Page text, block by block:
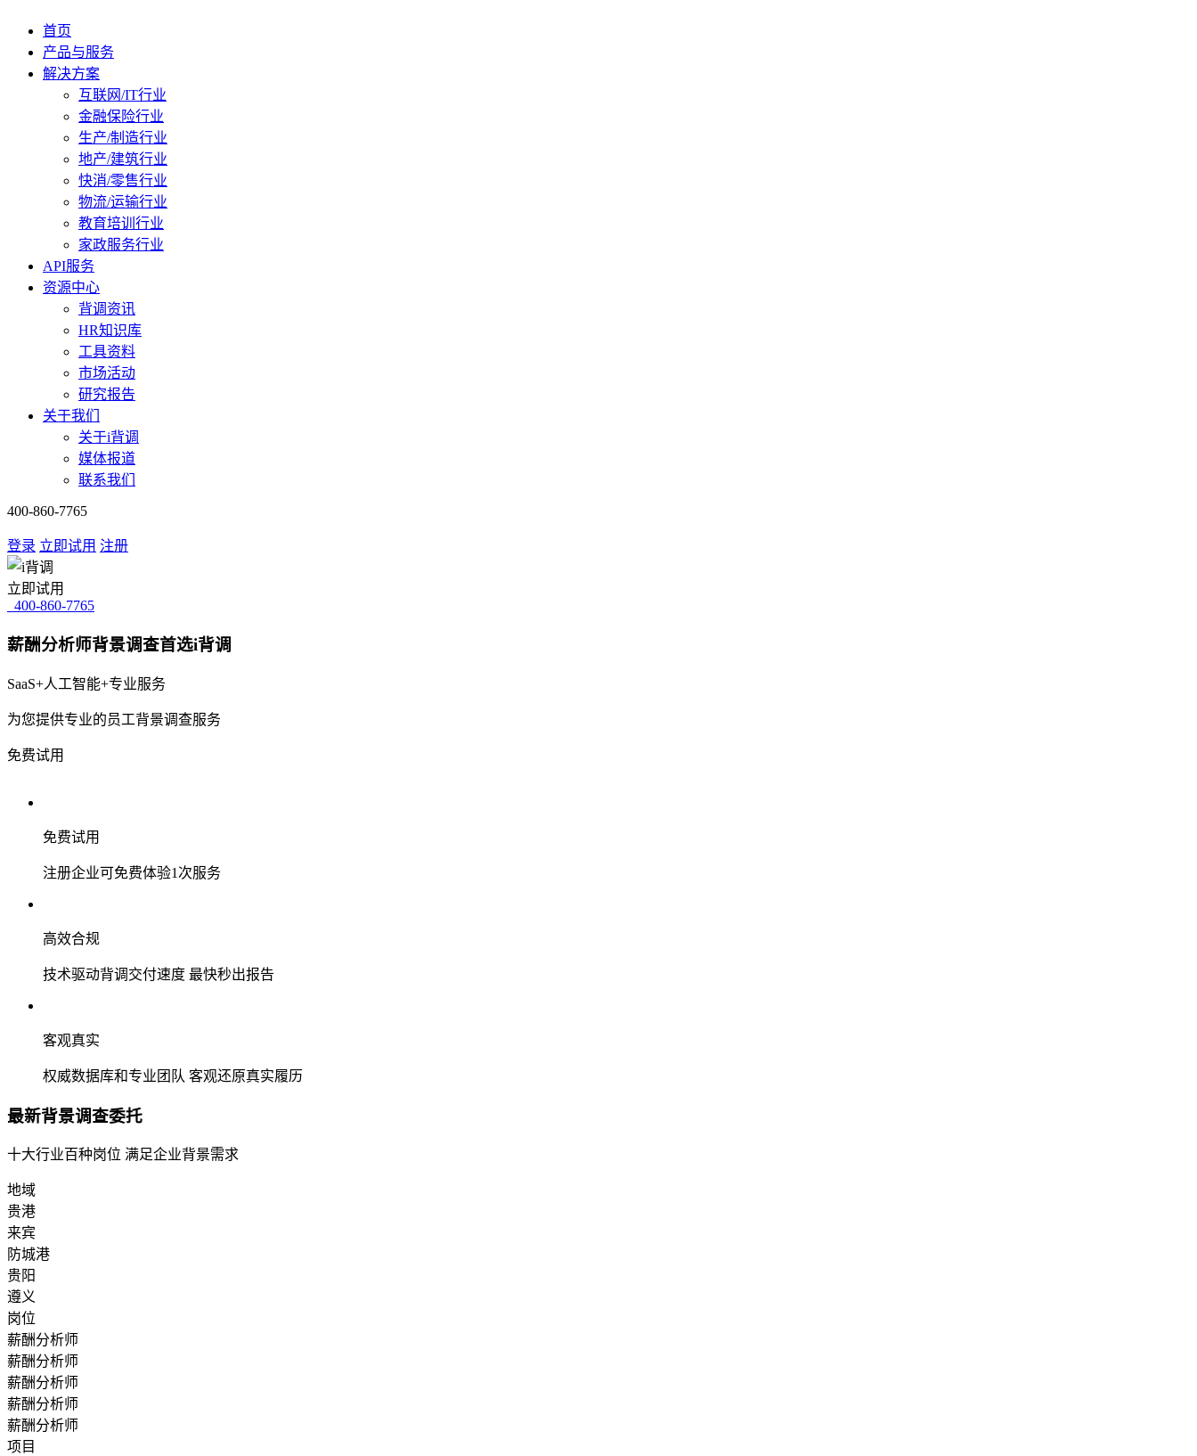
首页
产品与服务
解决方案
互联网/IT行业
金融保险行业
生产/制造行业
地产/建筑行业
快消/零售行业
物流/运输行业
教育培训行业
家政服务行业
API服务
资源中心
背调资讯
HR知识库
工具资料
市场活动
研究报告
关于我们
关于i背调
媒体报道
联系我们
400-860-7765
登录 立即试用 注册
立即试用
400-860-7765
薪酬分析师背景调查首选i背调
SaaS+人工智能+专业服务
为您提供专业的员工背景调查服务
免费试用
免费试用
注册企业可免费体验1次服务
高效合规
技术驱动背调交付速度 最快秒出报告
客观真实
权威数据库和专业团队 客观还原真实履历
最新背景调查委托
十大行业百种岗位 满足企业背景需求
地域
贵港
来宾
防城港
贵阳
遵义
岗位
薪酬分析师
薪酬分析师
薪酬分析师
薪酬分析师
薪酬分析师
项目